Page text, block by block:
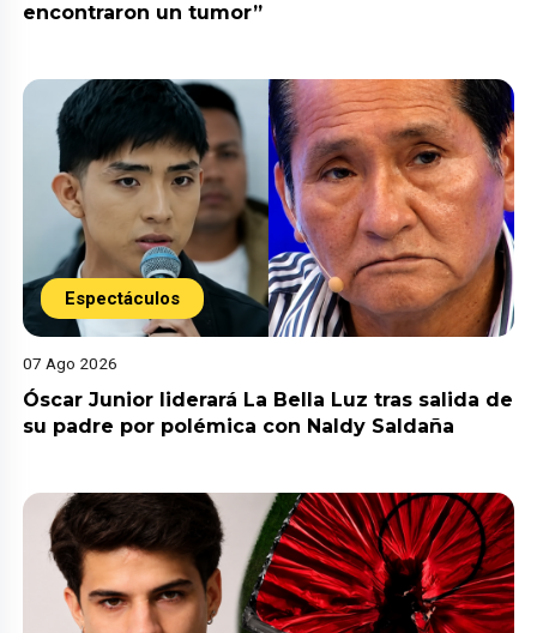
encontraron un tumor”
Espectáculos
07 Ago 2026
Óscar Junior liderará La Bella Luz tras salida de
su padre por polémica con Naldy Saldaña